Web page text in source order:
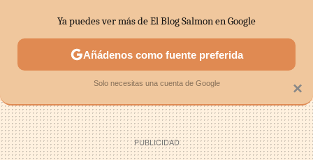
SECTORES ECONOMÍA DOMÉSTICA MERCADOS
×
Ya puedes ver más de El Blog Salmon en Google
Añádenos como fuente preferida
Solo necesitas una cuenta de Google